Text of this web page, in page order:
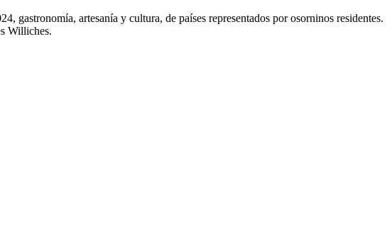
gastronomía, artesanía y cultura, de países representados por osorninos residentes.
Williches.